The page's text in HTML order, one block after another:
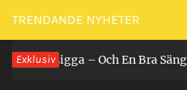
Hoppa
till
innehåll
TRENDANDE NYHETER
Exklusiv
Man Ligga – Och En Bra Säng